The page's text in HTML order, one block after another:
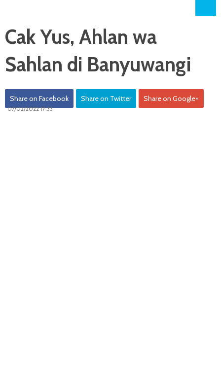
Cak Yus, Ahlan wa
Sahlan di Banyuwangi
Share on Facebook Share on Twitter Share on Google+
07/02/2022 17:33